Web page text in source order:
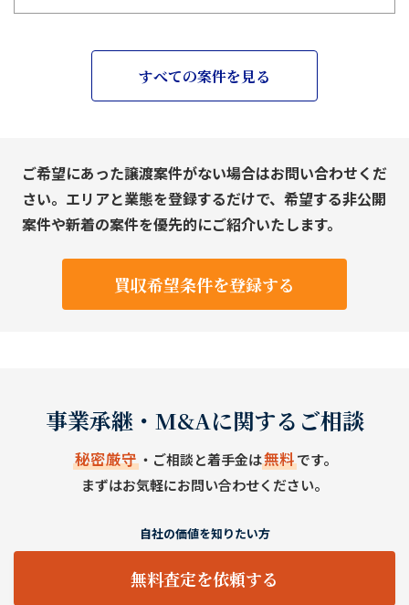
すべての案件を見る
ご希望にあった譲渡案件がない場合はお問い合わせくだ
さい。エリアと業態を登録するだけで、希望する非公開
案件や新着の案件を優先的にご紹介いたします。
買収希望条件を登録する
事業承継・M&Aに関するご相談
秘密厳守・ご相談と着手金は無料です。
まずはお気軽にお問い合わせください。
自社の価値を知りたい方
無料査定を依頼する